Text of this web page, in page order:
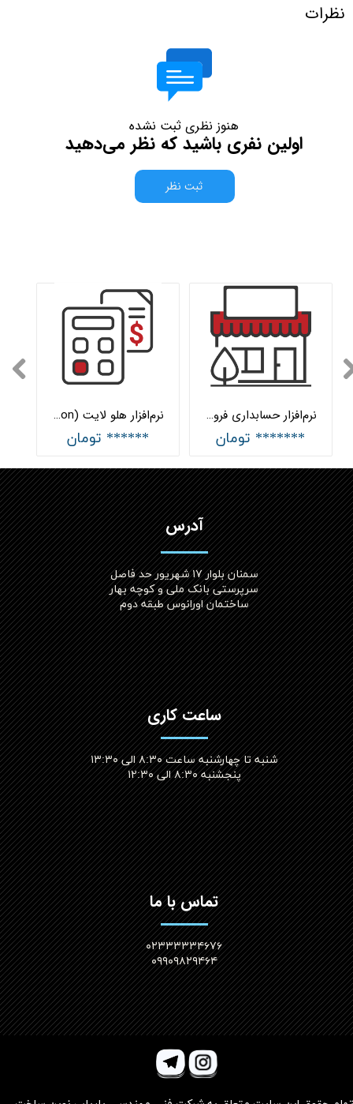
نظرات
هنوز نظری ثبت نشده
اولین نفری باشید که نظر می‌دهید
ثبت نظر
نرم‌افزار هلو لایت APEX (Light Version)
****** تومان
نرم‌افزار حسابداری فروشگاهی ساده هلو APEX کد (11)
******* تومان
آدرس
سمنان بلوار ۱۷ شهریور حد فاصل
سرپرستی بانک ملی و کوچه بهار
ساختمان اورانوس طبقه دوم
ساعت کاری
شنبه تا چهارشنبه ساعت ۸:۳۰ الی ۱۳:۳۰
پنجشنبه ۸:۳۰ الی ۱۲:۳۰​​​​​​​
تماس با ما
۰۲۳۳۳۳۳۴۶۷۶
۰۹۹۰۹۸۲۹۴۶۴